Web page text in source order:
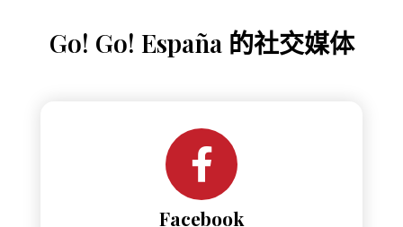
Go! Go! España 的社交媒体
Facebook